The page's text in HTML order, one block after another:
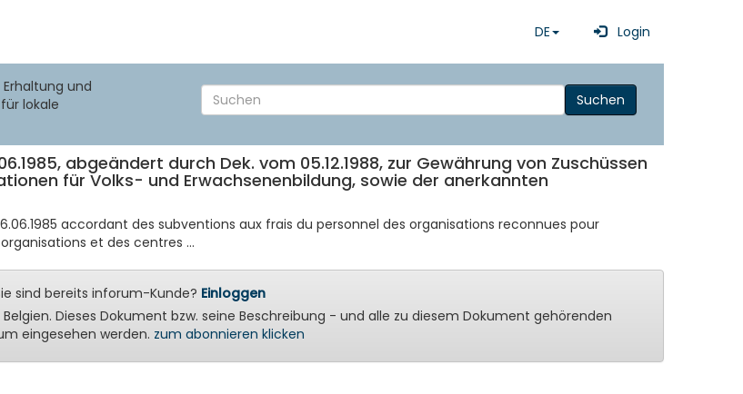
DE Login
und
lokale
Suchen
abgeändert durch Dek. vom 05.12.1988, zur Gewährung von Zuschüssen
für Volks- und Erwachsenenbildung, sowie der anerkannten
accordant des subventions aux frais du personnel des organisations reconnues pour
et des centres ...
sind bereits inforum-Kunde? Einloggen
Dieses Dokument bzw. seine Beschreibung - und alle zu diesem Dokument gehörenden
eingesehen werden. zum abonnieren klicken